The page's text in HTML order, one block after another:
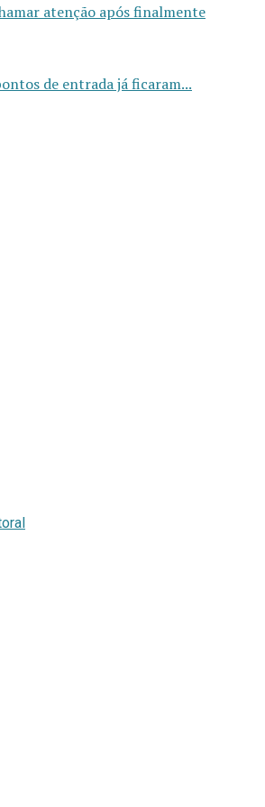
atenção após finalmente
de entrada já ficaram...